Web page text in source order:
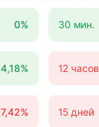
0% 30 мин.
4,18% 12 часов
15 дней